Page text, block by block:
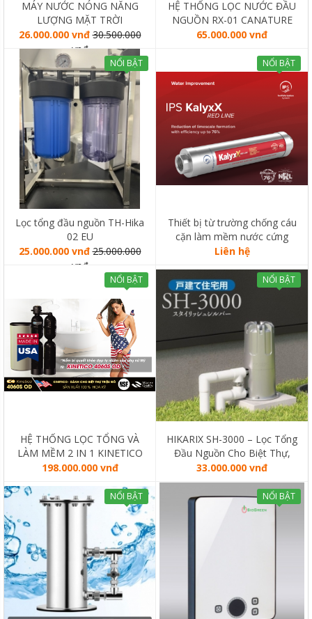
MÁY NƯỚC NÓNG NĂNG
LƯỢNG MẶT TRỜI
SOLAHART SUNHEAT 150L
26.000.000 vnđ 30.500.000
vnđ
HỆ THỐNG LỌC NƯỚC ĐẦU
NGUỒN RX-01 CANATURE
65.000.000 vnđ
NỔI BẬT
Lọc tổng đầu nguồn TH-Hika
02 EU
25.000.000 vnđ 25.000.000
vnđ
NỔI BẬT
Thiết bị từ trường chống cáu
cặn làm mềm nước cứng
KalyxX
Liên hệ
NỔI BẬT
HỆ THỐNG LỌC TỔNG VÀ
LÀM MỀM 2 IN 1 KINETICO
4060S OD (MADE IN USA)
198.000.000 vnđ
NỔI BẬT
HIKARIX SH-3000 – Lọc Tổng
Đầu Nguồn Cho Biệt Thự,
Liền Kề
33.000.000 vnđ
NỔI BẬT NỔI BẬT